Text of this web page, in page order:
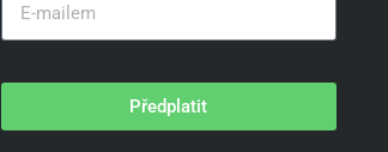
Předplatit